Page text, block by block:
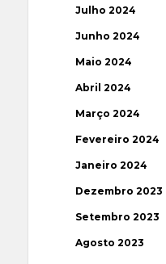
Julho 2024
Junho 2024
Maio 2024
Abril 2024
Março 2024
Fevereiro 2024
Janeiro 2024
Dezembro 2023
Setembro 2023
Agosto 2023